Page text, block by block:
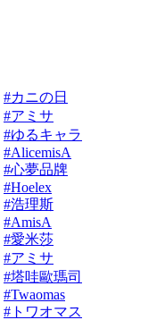
#カニの日
#アミサ
#ゆるキャラ
#AlicemisA
#心夢品牌
#Hoelex
#浩理斯
#AmisA
#愛米莎
#アミサ
#塔哇歐瑪司
#Twaomas
#トワオマス